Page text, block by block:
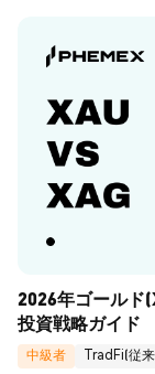
2026年ゴールド
投資戦略ガイド
中級者
TradFi(従